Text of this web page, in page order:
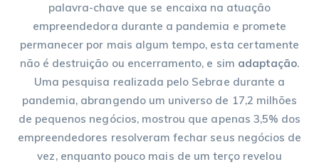
palavra-chave que se encaixa na atuação
empreendedora durante a pandemia e promete
permanecer por mais algum tempo, esta certamente
não é destruição ou encerramento, e sim adaptação.
Uma pesquisa realizada pelo Sebrae durante a
pandemia, abrangendo um universo de 17,2 milhões
de pequenos negócios, mostrou que apenas 3,5% dos
empreendedores resolveram fechar seus negócios de
vez, enquanto pouco mais de um terço revelou